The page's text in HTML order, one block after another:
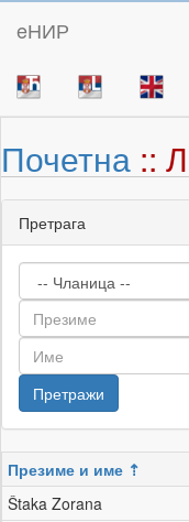
eНИР
Почетна ::
Претрага
Презиме и име
Štaka Zorana